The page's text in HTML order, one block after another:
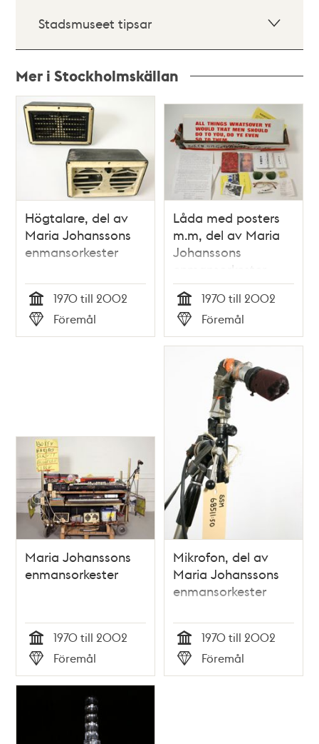
Stadsmuseet tipsar
Mer i Stockholmskällan
Relaterade
poster
och
Högtalare, del av
Maria Johanssons
enmansorkester
Tid
1970 till 2002
Typ
Föremål
Låda med posters
m.m, del av Maria
Johanssons
enmansorkester
Tid
1970 till 2002
Typ
Föremål
Maria Johanssons
enmansorkester
Tid
1970 till 2002
Typ
Föremål
Mikrofon, del av
Maria Johanssons
enmansorkester
Tid
1970 till 2002
Typ
Föremål